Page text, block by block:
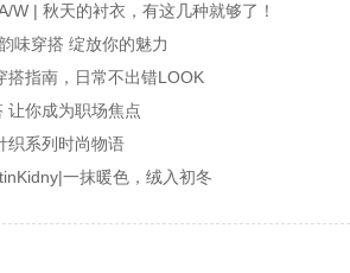
W | 秋天的衬衣，有这几种就够了！
味穿搭 绽放你的魅力
搭指南，日常不出错LOOK
让你成为职场焦点
织系列时尚物语
一抹暖色，绒入初冬